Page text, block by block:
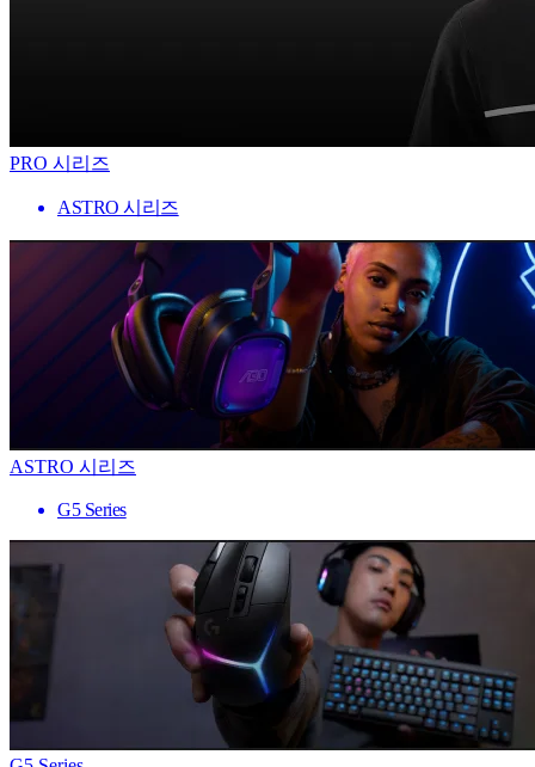
PRO 시리즈
ASTRO 시리즈
ASTRO 시리즈
G5 Series